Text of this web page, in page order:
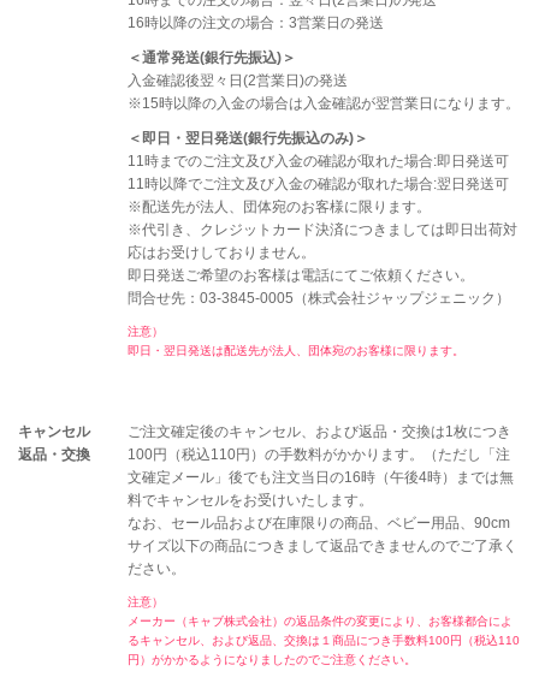
16時以降の注文の場合：3営業日の発送
＜通常発送(銀行先振込)＞
入金確認後翌々日(2営業日)の発送
※15時以降の入金の場合は入金確認が翌営業日になります。
＜即日・翌日発送(銀行先振込のみ)＞
11時までのご注文及び入金の確認が取れた場合:即日発送可
11時以降でご注文及び入金の確認が取れた場合:翌日発送可
※配送先が法人、団体宛のお客様に限ります。
※代引き、クレジットカード決済につきましては即日出荷対
応はお受けしておりません。
即日発送ご希望のお客様は電話にてご依頼ください。
問合せ先：03-3845-0005（株式会社ジャップジェニック）
注意）
即日・翌日発送は配送先が法人、団体宛のお客様に限ります。
キャンセル
返品・交換
ご注文確定後のキャンセル、および返品・交換は1枚につき
100円（税込110円）の手数料がかかります。（ただし「注
文確定メール」後でも注文当日の16時（午後4時）までは無
料でキャンセルをお受けいたします。
なお、セール品および在庫限りの商品、ベビー用品、90cm
サイズ以下の商品につきまして返品できませんのでご了承く
ださい。
注意）
メーカー（キャブ株式会社）の返品条件の変更により、お客様都合によ
るキャンセル、および返品、交換は１商品につき手数料100円（税込110
円）がかかるようになりましたのでご注意ください。